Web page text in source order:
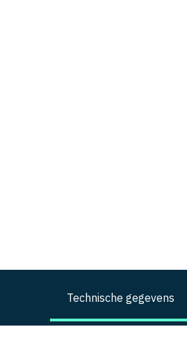
Technische gegevens